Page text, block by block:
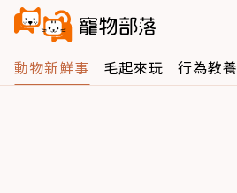
動物新鮮事 毛起來玩 行為教養